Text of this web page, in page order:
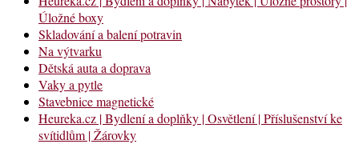
Úložné boxy
Skladování a balení potravin
Na výtvarku
Dětská auta a doprava
Vaky a pytle
Stavebnice magnetické
Heureka.cz | Bydlení a doplňky | Osvětlení | Příslušenství ke
svítidlům | Žárovky